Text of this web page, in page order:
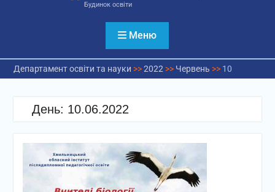
Будинок освіти
Меню
Департамент освіти та науки >>2022 >> Червень >> 10
День: 10.06.2022